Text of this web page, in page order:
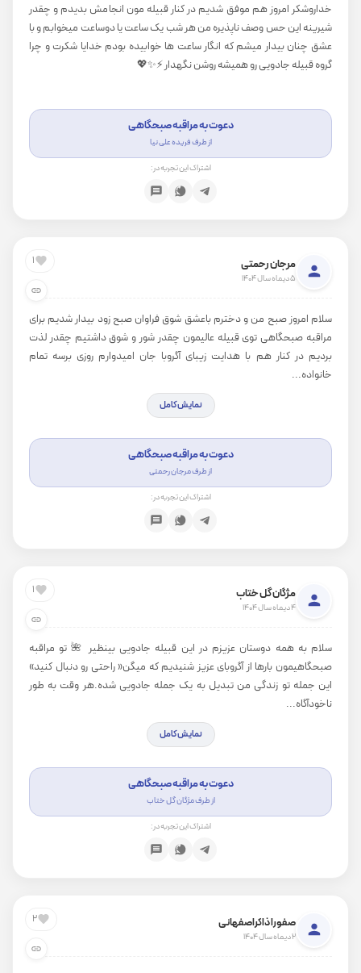
خداروشکر امروز هم موفق شدیم در کنار قبیله مون انجامش بدیدم و چقدر
شیرینه این حس وصف ناپذیره من هر شب یک ساعت یا دوساعت میخوابم و با
عشق چنان بیدار میشم که انگار ساعت ها خوابیده بودم خدایا شکرت و چرا
گروه قبیله جادویی رو همیشه روشن نگهدار ⚡️✨💖
دعوت به مراقبه صبحگاهی
از طرف فریده علی نیا
اشتراک این تجربه در:
1 مرجان رحمتی
5 دیماه سال 1404
سلام امروز صبح من و دخترم باعشق شوق فراوان صبح زود بیدار شدیم برای
مراقبه صبحگاهی توی قبیله عالیمون چقدر شور و شوق داشتیم چقدر لذت
بردیم در کنار هم با هدایت زیبای آگروبا جان امیدوارم روزی برسه تمام
خانواده...
نمایش کامل
دعوت به مراقبه صبحگاهی
از طرف مرجان رحمتی
اشتراک این تجربه در:
1 مژگان گل ختاب
4 دیماه سال 1404
سلام به همه دوستان عزیزم در این قبیله جادویی بینظیر 🌺 تو مراقبه
صبحگاهیمون بارها از آگروبای عزیز شنیدیم که میگن« راحتی رو دنبال کنید»
این جمله تو زندگی من تبدیل به یک جمله جادویی شده.هر وقت به طور
ناخودآگاه...
نمایش کامل
دعوت به مراقبه صبحگاهی
از طرف مژگان گل ختاب
اشتراک این تجربه در:
2 صفورا ذاکراصفهانی
2 دیماه سال 1404